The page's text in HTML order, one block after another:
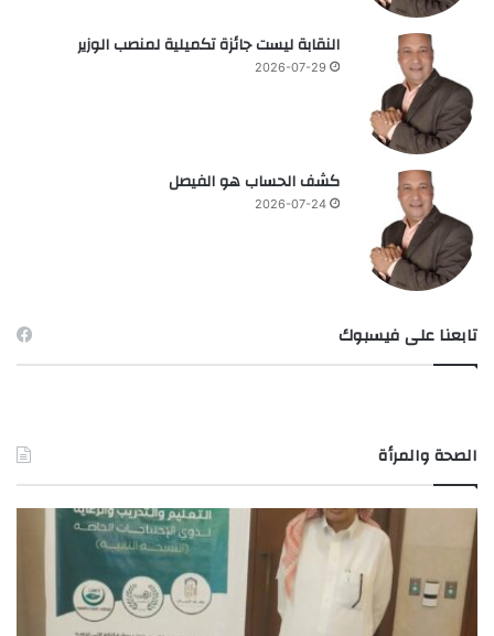
النقابة ليست جائزة تكميلية لمنصب الوزير
2026-07-29
كشف الحساب هو الفيصل
2026-07-24
تابعنا على فيسبوك
الصحة والمرأة